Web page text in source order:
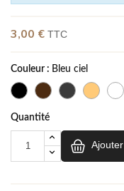
3,00 € TTC
Couleur : Bleu ciel
Quantité
Ajouter